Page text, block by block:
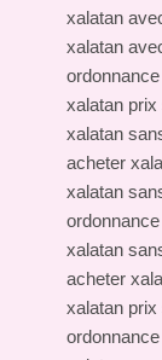
xalatan
xalatan
ordonnance
xalatan
xalatan
acheter
xalatan
ordonnance
xalatan
acheter
xalatan
ordonnance